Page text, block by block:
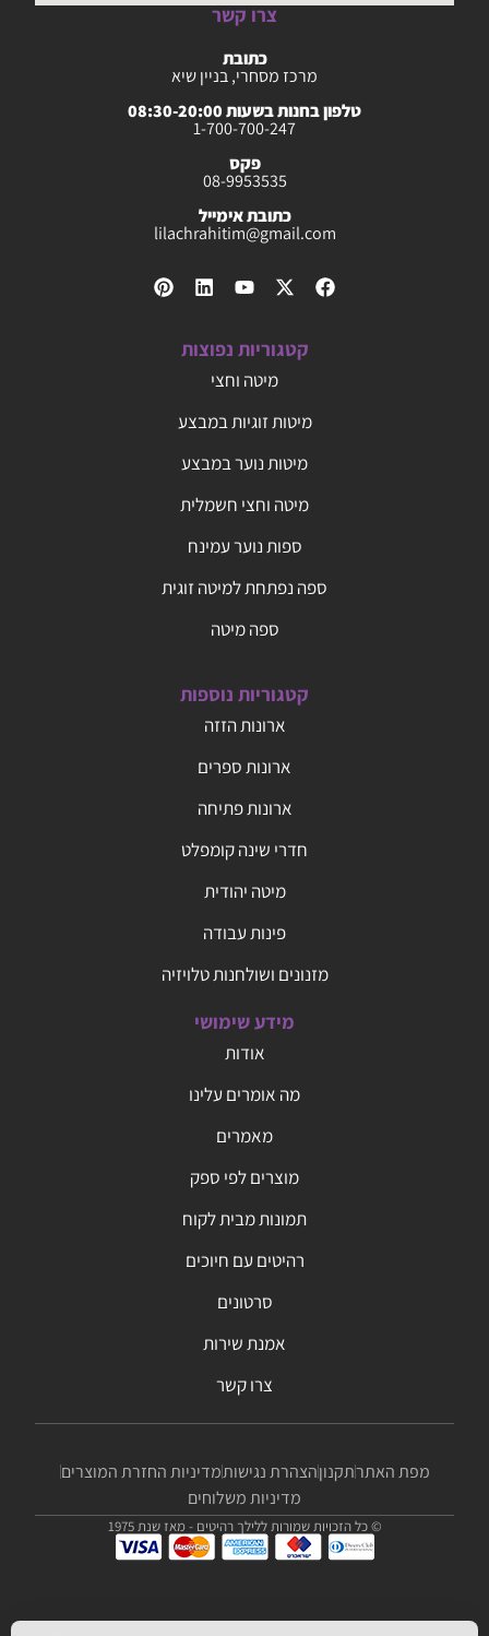
צרו קשר
כתובת
מרכז מסחרי, בניין שיא
טלפון בחנות בשעות 08:30-20:00
1-700-700-247
פקס
08-9953535
כתובת אימייל
lilachrahitim@gmail.com
קטגוריות נפוצות
מיטה וחצי
מיטות זוגיות במבצע
מיטות נוער במבצע
מיטה וחצי חשמלית
ספות נוער עמינח
ספה נפתחת למיטה זוגית
ספה מיטה
קטגוריות נוספות
ארונות הזזה
ארונות ספרים
ארונות פתיחה
חדרי שינה קומפלט
מיטה יהודית
פינות עבודה
מזנונים ושולחנות טלויזיה
מידע שימושי
אודות
מה אומרים עלינו
מאמרים
מוצרים לפי ספק
תמונות מבית לקוח
רהיטים עם חיוכים
סרטונים
אמנת שירות
צרו קשר
מפת האתרתקנוןהצהרת נגישותמדיניות החזרת המוצרים
מדיניות משלוחים
© כל הזכויות שמורות ללילך רהיטים - מאז שנת 1975